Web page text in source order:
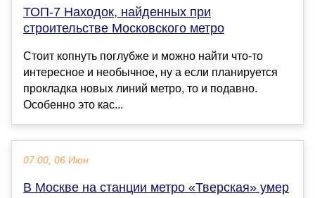
ТОП-7 Находок, найденных при
строительстве Московского метро
Стоит копнуть поглубже и можно найти что-то
интересное и необычное, ну а если планируется
прокладка новых линий метро, то и подавно.
Особенно это кас...
07:00, 06 Июн
В Москве на станции метро «Тверская» умер